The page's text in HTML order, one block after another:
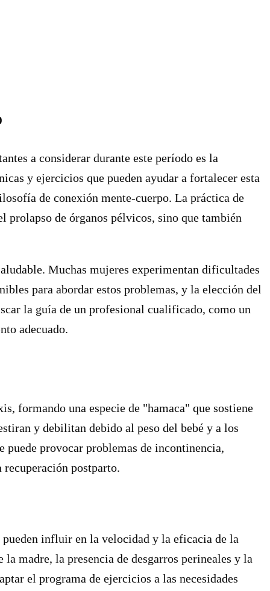
a considerar durante este período es la
y ejercicios que pueden ayudar a fortalecer esta
de conexión mente-cuerpo. La práctica de
de órganos pélvicos, sino que también
Muchas mujeres experimentan dificultades
para abordar estos problemas, y la elección del
la guía de un profesional cualificado, como un
adecuado.
formando una especie de "hamaca" que sostiene
y debilitan debido al peso del bebé y a los
puede provocar problemas de incontinencia,
postparto.
influir en la velocidad y la eficacia de la
madre, la presencia de desgarros perineales y la
el programa de ejercicios a las necesidades